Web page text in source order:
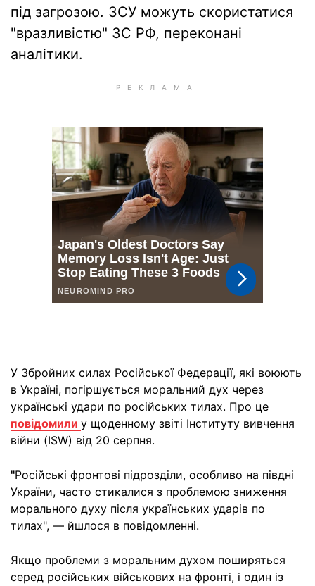
під загрозою. ЗСУ можуть скористатися
"вразливістю" ЗС РФ, переконані
аналітики.
У Збройних силах Російської Федерації, які воюють
в Україні, погіршується моральний дух через
українські удари по російських тилах. Про це
повідомили у щоденному звіті Інституту вивчення
війни (ISW) від 20 серпня.
"Російські фронтові підрозділи, особливо на півдні
України, часто стикалися з проблемою зниження
морального духу після українських ударів по
тилах", — йшлося в повідомленні.
Якщо проблеми з моральним духом поширяться
серед російських військових на фронті, і один із